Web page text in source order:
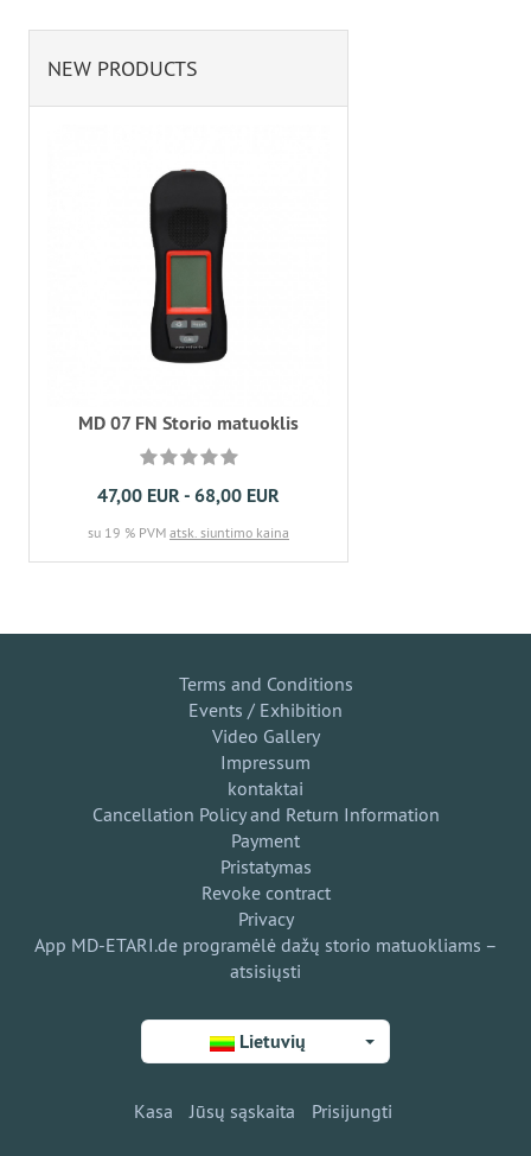
NEW PRODUCTS
MD 07 FN Storio matuoklis
47,00 EUR - 68,00 EUR
su 19 % PVM atsk. siuntimo kaina
Terms and Conditions
Events / Exhibition
Video Gallery
Impressum
kontaktai
Cancellation Policy and Return Information
Payment
Pristatymas
Revoke contract
Privacy
App MD-ETARI.de programėlė dažų storio matuokliams –
atsisiųsti
Lietuvių
Kasa Jūsų sąskaita Prisijungti